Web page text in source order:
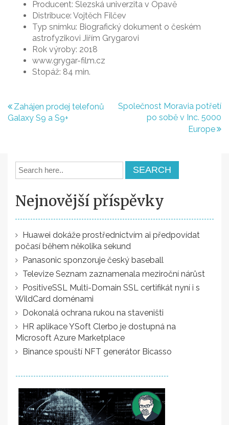
Producent: Slezská univerzita v Opavě
Distribuce: Vojtěch Filčev
Typ snímku: Biografický dokument o českém
astrofyzikovi Jiřím Grygarovi
Rok výroby: 2018
www.grygar-film.cz
Stopáž: 84 min.
Navigace
pro
Zahájen prodej telefonů
Galaxy S9 a S9+
Společnost Moravia potřetí
po sobě v Inc. 5000
Europe
Nejnovější příspěvky
Huawei dokáže prostřednictvím ai předpovídat
počasí během několika sekund
Panasonic sponzoruje český baseball
Televize Seznam zaznamenala meziroční nárůst
PositiveSSL Multi-Domain SSL certifikát nyní i s
WildCard doménami
Dokonalá ochrana rukou na staveništi
HR aplikace YSoft Clerbo je dostupná na
Microsoft Azure Marketplace
Binance spouští NFT generátor Bicasso